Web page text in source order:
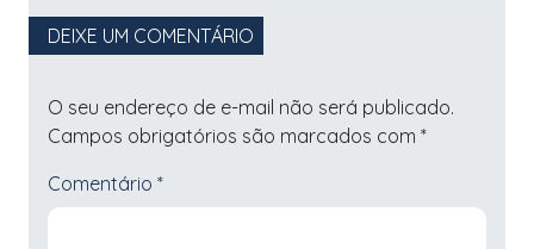
DEIXE UM COMENTÁRIO
O seu endereço de e-mail não será publicado.
Campos obrigatórios são marcados com *
Comentário *